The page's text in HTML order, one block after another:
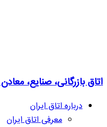
اتاق بازرگانی، صنایع،
درباره اتاق ایران
معرفی اتاق ایران